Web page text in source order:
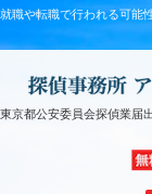
就職や転職で行われる可能
東京都公安委員会探偵業届